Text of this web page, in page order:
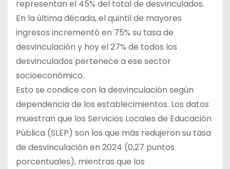
representan el 45% del total de desvinculados.
En la última década, el quintil de mayores
ingresos incrementó en 75% su tasa de
desvinculación y hoy el 27% de todos los
desvinculados pertenece a ese sector
socioeconómico.
Esto se condice con la desvinculación según
dependencia de los establecimientos. Los datos
muestran que los Servicios Locales de Educación
Pública (SLEP) son los que más redujeron su tasa
de desvinculación en 2024 (0,27 puntos
porcentuales), mientras que los